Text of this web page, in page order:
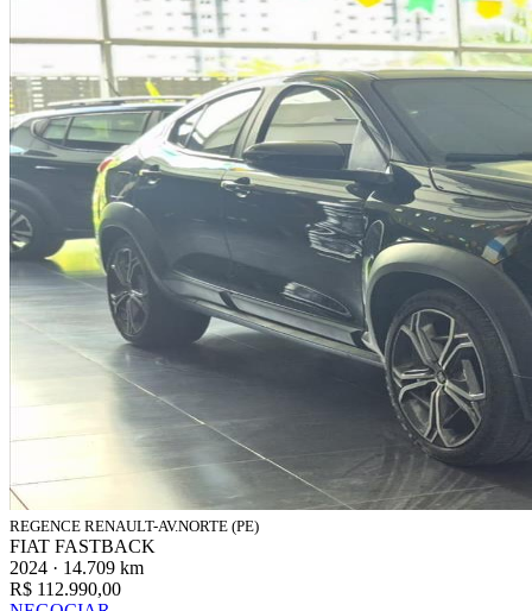
REGENCE RENAULT-AV.NORTE (PE)
FIAT FASTBACK
2024 · 14.709 km
R$ 112.990,00